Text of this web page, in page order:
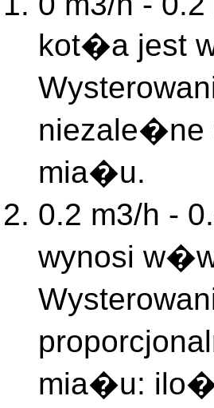
kot�a jest
niezale�ne
mia�u.
0.2 m3/h -
wynosi
mia�u: